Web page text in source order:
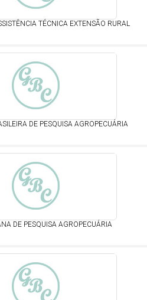
TÉCNICA EXTENSÃO RURAL
DE PESQUISA AGROPECUÁRIA
DE PESQUISA AGROPECUÁRIA